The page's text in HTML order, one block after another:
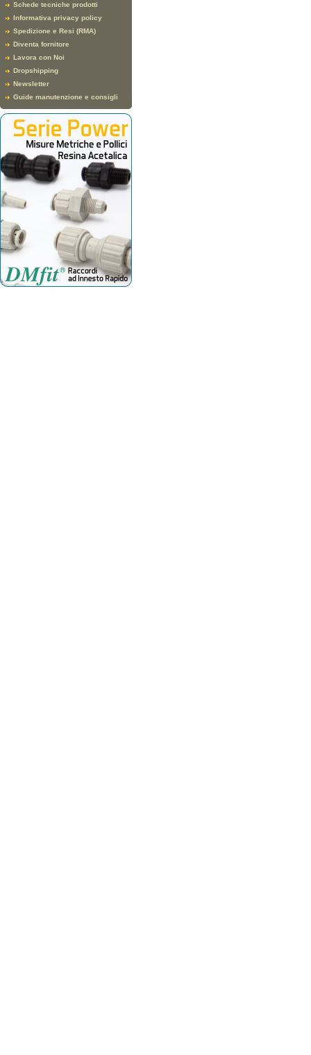
Schede tecniche prodotti
Informativa privacy policy
Spedizione e Resi (RMA)
Diventa fornitore
Lavora con Noi
Dropshipping
Newsletter
Guide manutenzione e consigli